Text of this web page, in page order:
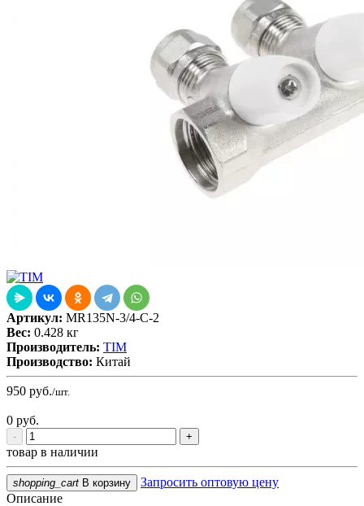
Артикул: MR135N-3/4-C-2
Вес: 0.428 кг
Производитель: TIM
Производство: Китай
950 руб./шт.
0 руб.
- +
товар в наличии
shopping_cart В корзину
Запросить оптовую цену
Описание